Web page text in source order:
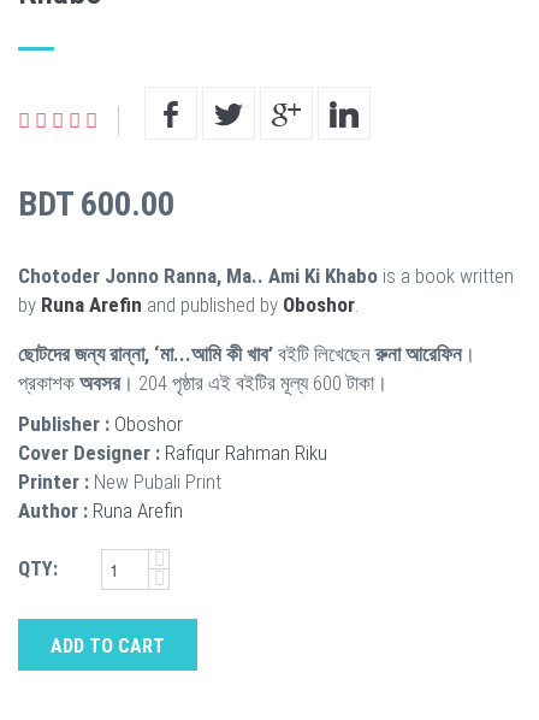
BDT 600.00
Chotoder Jonno Ranna, Ma.. Ami Ki Khabo is a book written
by Runa Arefin and published by Oboshor
ছোটদের জন্য রান্না, ‘মা...আমি কী খাব’ বইটি লিখেছেনরুনা আরেফিন।
প্রকাশক অবসর। 204 পৃষ্ঠার এই বইটির মূল্য 600 টাকা।
Publisher : Oboshor
Cover Designer : Rafiqur Rahman Riku
Printer : New Pubali Print
Author : Runa Arefin
QTY:
ADD TO CART